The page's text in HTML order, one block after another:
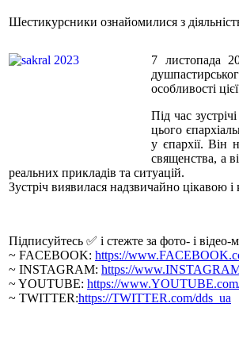
Шестикурсники ознайомилися з
7 листопада
особливості
Під час
цього
у єпархії. Він
священства, а
реальних прикладів та ситуацій.
Зустріч виявилася надзвичайно цікавою
Підписуйтесь ✅ і стежте за фото- і відео-
~ FACEBOOK: https://
~ INSTAGRAM: https://
~ YOUTUBE: https://
~ TWITTER:https://TWITTER.com/dds_ua